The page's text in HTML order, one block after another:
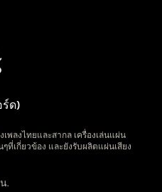
ร์ด)
พลงไทยและสากล เครื่องเล่นแผ่น
ที่เกี่ยวข้อง และยังรับผลิตแผ่นเสียง
.